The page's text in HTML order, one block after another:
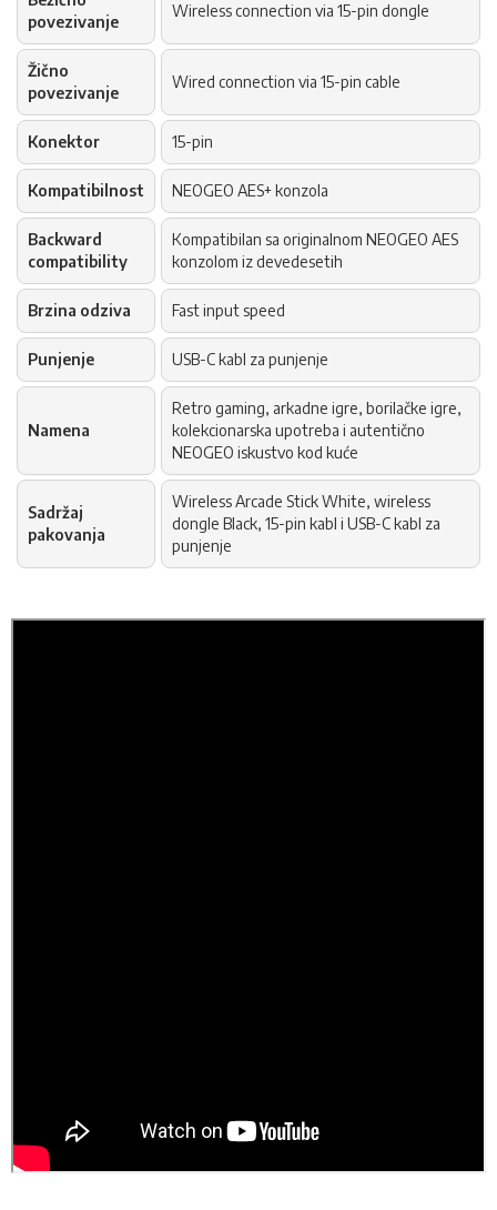
povezivanje
Wireless connection via 15-pin dongle
Žično
povezivanje
Wired connection via 15-pin cable
Konektor 15-pin
Kompatibilnost NEOGEO AES+ konzola
Backward
compatibility
Kompatibilan sa originalnom NEOGEO AES
konzolom iz devedesetih
Brzina odziva Fast input speed
Punjenje USB-C kabl za punjenje
Namena
Retro gaming, arkadne igre, borilačke igre,
kolekcionarska upotreba i autentično
NEOGEO iskustvo kod kuće
Sadržaj
pakovanja
Wireless Arcade Stick White, wireless
dongle Black, 15-pin kabl i USB-C kabl za
punjenje